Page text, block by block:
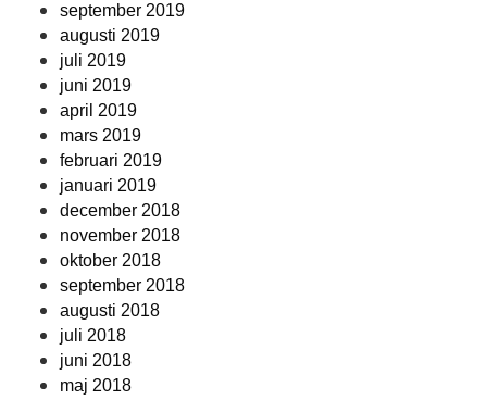
september 2019
augusti 2019
juli 2019
juni 2019
april 2019
mars 2019
februari 2019
januari 2019
december 2018
november 2018
oktober 2018
september 2018
augusti 2018
juli 2018
juni 2018
maj 2018